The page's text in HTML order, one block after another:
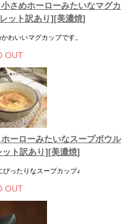
さめホーローみたいなマグカ
ット訳あり][美濃焼]
わいいマグカップです。
OUT
ーローみたいなスープボウル
ト訳あり][美濃焼]
ぴったりなスープカップ♪
OUT